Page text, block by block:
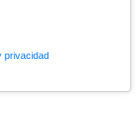
privacidad